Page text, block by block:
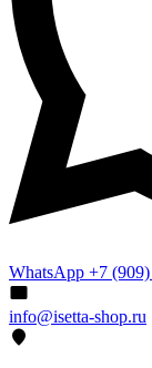
WhatsApp +7
info@isetta-shop.ru